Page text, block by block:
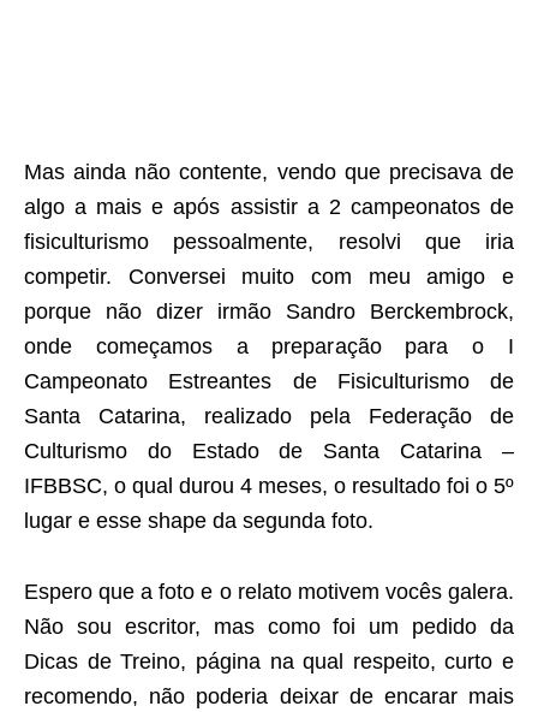
Mas ainda não contente, vendo que precisava de
algo a mais e após assistir a 2 campeonatos de
fisiculturismo pessoalmente, resolvi que iria
competir. Conversei muito com meu amigo e
porque não dizer irmão Sandro Berckembrock,
onde começamos a preparação para o I
Campeonato Estreantes de Fisiculturismo de
Santa Catarina, realizado pela Federação de
Culturismo do Estado de Santa Catarina –
IFBBSC, o qual durou 4 meses, o resultado foi o 5º
lugar e esse shape da segunda foto.
Espero que a foto e o relato motivem vocês galera.
Não sou escritor, mas como foi um pedido da
Dicas de Treino, página na qual respeito, curto e
recomendo, não poderia deixar de encarar mais